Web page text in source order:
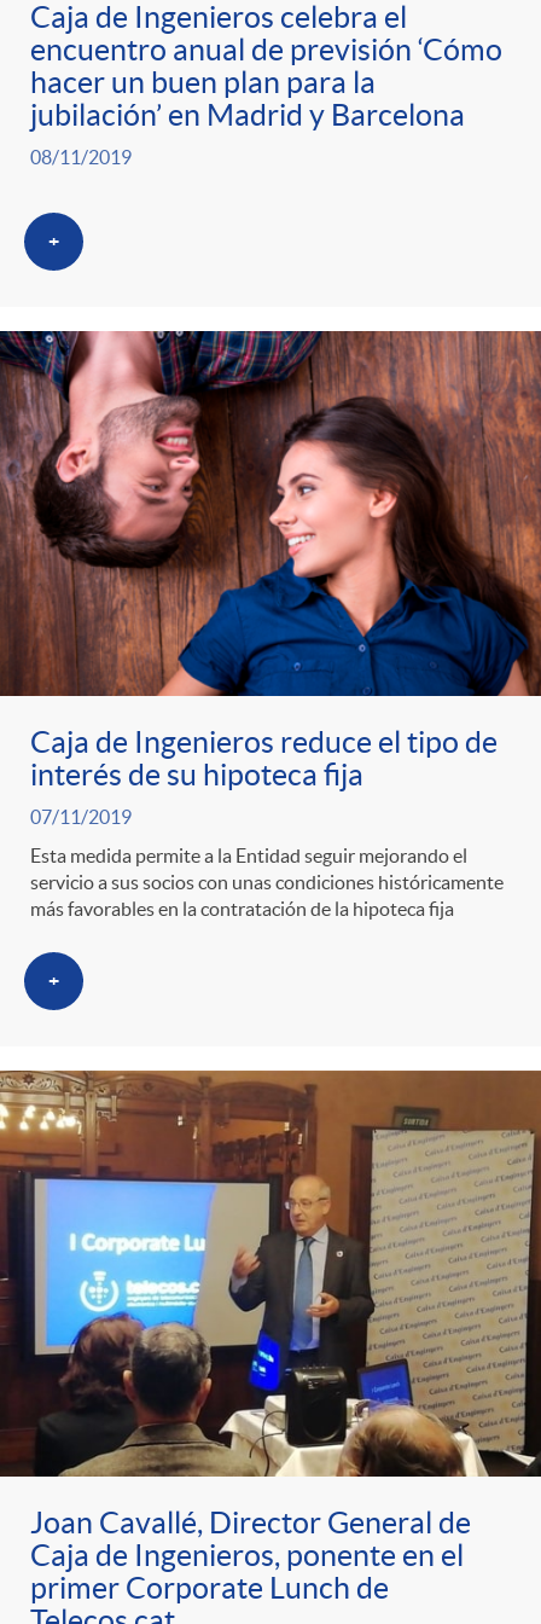
o
r
i
a
s
Caja de Ingenieros celebra el
encuentro anual de previsión ‘Cómo
hacer un buen plan para la
jubilación’ en Madrid y Barcelona
08/11/2019
+
Caja de Ingenieros reduce el tipo de
interés de su hipoteca fija
07/11/2019
Esta medida permite a la Entidad seguir mejorando el
servicio a sus socios con unas condiciones históricamente
más favorables en la contratación de la hipoteca fija
+
Joan Cavallé, Director General de
Caja de Ingenieros, ponente en el
primer Corporate Lunch de